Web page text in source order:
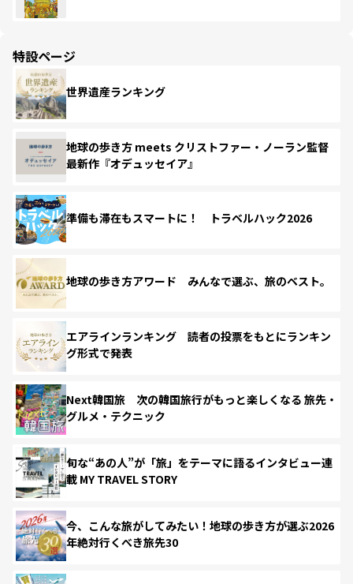
特設ページ
世界遺産ランキング
地球の歩き方 meets クリストファー・ノーラン監督
最新作『オデュッセイア』
準備も滞在もスマートに！ トラベルハック2026
地球の歩き方アワード みんなで選ぶ、旅のベスト。
エアラインランキング 読者の投票をもとにランキン
グ形式で発表
Next韓国旅 次の韓国旅行がもっと楽しくなる 旅先・
グルメ・テクニック
旬な“あの人”が「旅」をテーマに語るインタビュー連
載 MY TRAVEL STORY
今、こんな旅がしてみたい！地球の歩き方が選ぶ2026
年絶対行くべき旅先30